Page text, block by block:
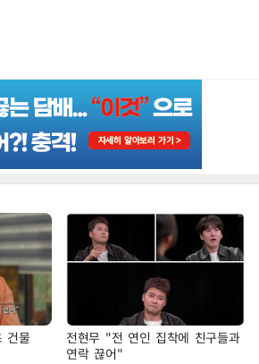
건물
전현무 "전 연인 집착에 친구들과
연락 끊어"